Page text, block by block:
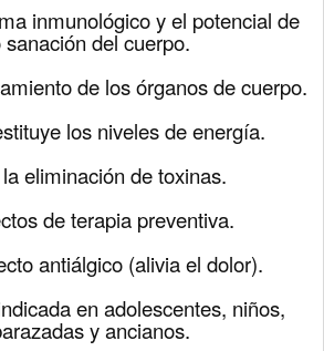
inmunológico y el potencial de
sanación del cuerpo.
de los órganos de cuerpo.
los niveles de energía.
eliminación de toxinas.
de terapia preventiva.
antiálgico (alivia el dolor).
en adolescentes, niños,
y ancianos.